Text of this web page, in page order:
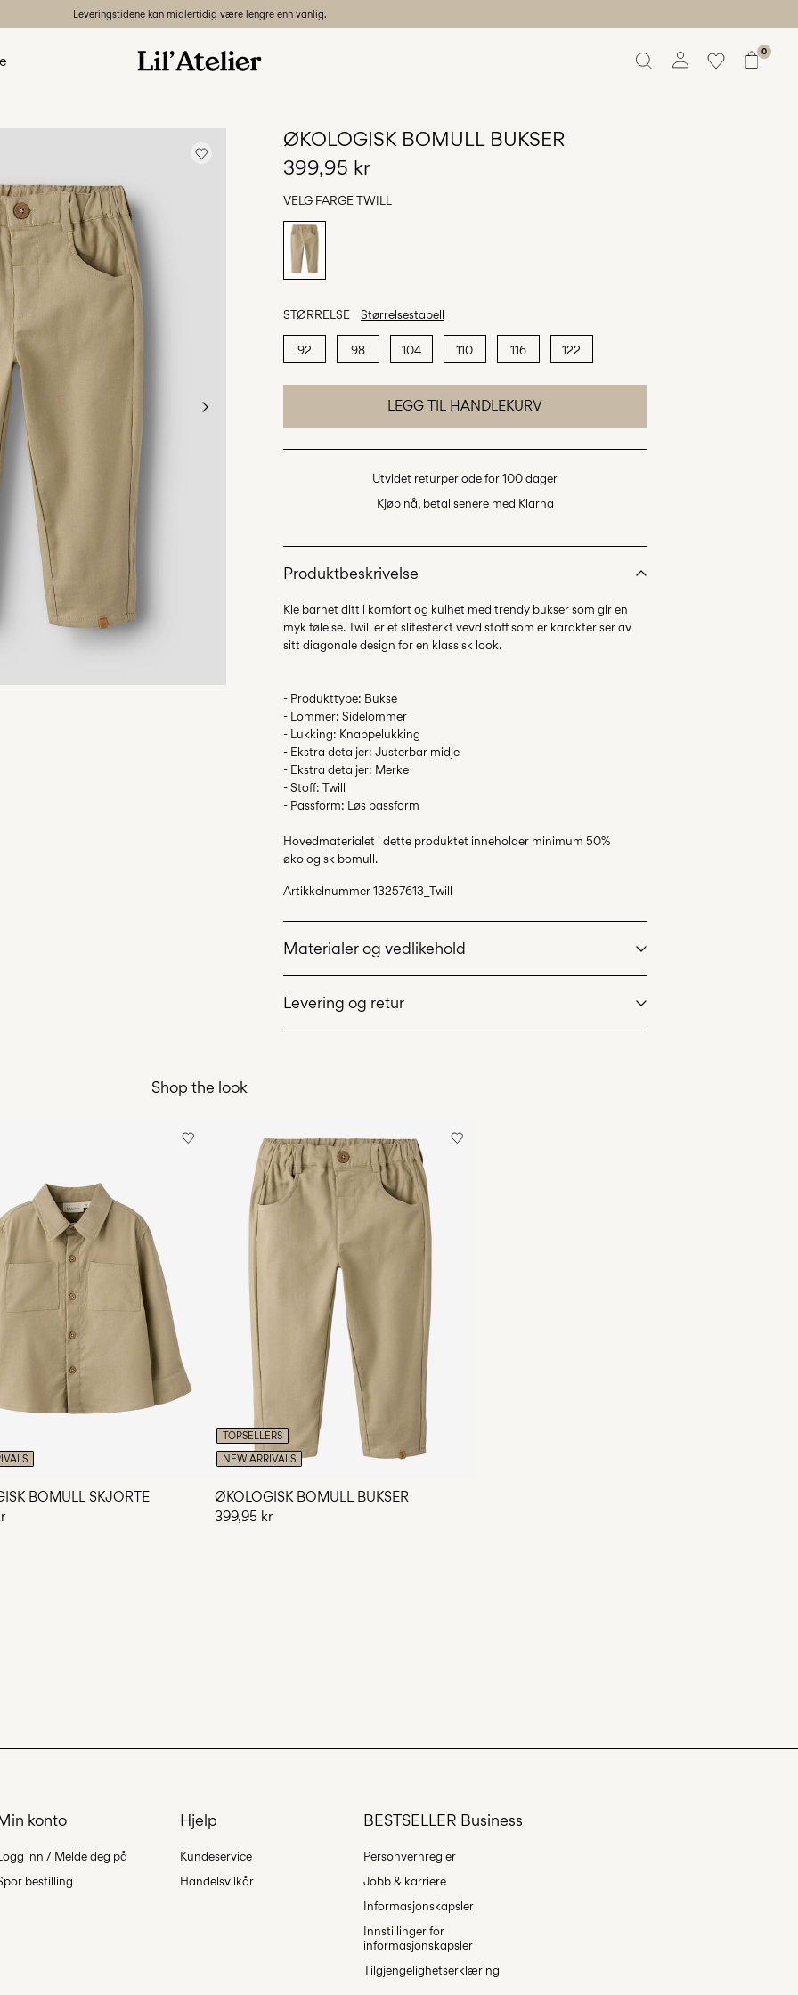
Leveringstidene kan midlertidig være lengre enn vanlig.
0
ØKOLOGISK BOMULL BUKSER
399,95 kr
VELG FARGETWILL
STØRRELSE Størrelsestabell
92 98 104 110 116 122
LEGG TIL HANDLEKURV
Utvidet returperiode for 100 dager
Kjøp nå, betal senere med Klarna
Produktbeskrivelse
Kle barnet ditt i komfort og kulhet med trendy bukser som gir en
myk følelse. Twill er et slitesterkt vevd stoff som er karakteriser av
- Produkttype: Bukse
- Lommer: Sidelommer
- Lukking: Knappelukking
- Ekstra detaljer: Justerbar midje
- Ekstra detaljer: Merke
- Stoff: Twill
- Passform: Løs passform
Hovedmaterialet i dette produktet inneholder minimum 50%
økologisk bomull.
Artikkelnummer13257613_Twill
Materialer og vedlikehold
Tørk med tørkesnor
Levering og retur
Shop the look
BOMULL SKJORTE
TOPSELLERS
NEW ARRIVALS
ØKOLOGISK BOMULL BUKSER
399,95 kr
konto
inn / Melde deg på
bestilling
Hjelp
Kundeservice
Handelsvilkår
BESTSELLER Business
Personvernregler
Jobb & karriere
Informasjonskapsler
Innstillinger for
informasjonskapsler
Tilgjengelighetserklæring